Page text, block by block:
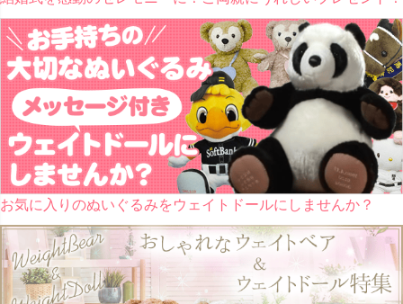
お気に入りのぬいぐるみをウェイトドールにしませんか？